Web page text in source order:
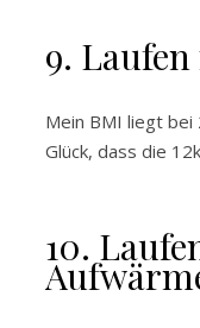
9.
Mein BMI liegt bei
Glück, dass die
10.